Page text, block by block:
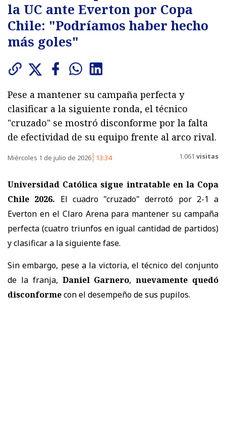
la UC ante Everton por Copa
Chile: "Podríamos haber hecho
más goles"
Pese a mantener su campaña perfecta y
clasificar a la siguiente ronda, el técnico
"cruzado" se mostró disconforme por la falta
de efectividad de su equipo frente al arco rival.
Miércoles 1 de julio de 2026 13:34 1.061 visitas
Universidad Católica sigue intratable en la Copa
Chile 2026. El cuadro "cruzado" derrotó por 2-1 a
Everton en el Claro Arena para mantener su campaña
perfecta (cuatro triunfos en igual cantidad de partidos)
y clasificar a la siguiente fase.
Sin embargo, pese a la victoria, el técnico del conjunto
de la franja, Daniel Garnero, nuevamente quedó
disconformecon el desempeño de sus pupilos.